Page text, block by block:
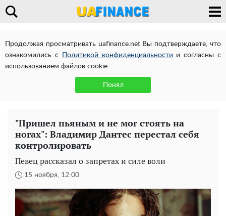
Продолжая просматривать uafinance.net Вы подтверждаете, что
ознакомились с
Политикой конфиденциальности и согласны с
использованием файлов cookie.
Понял
"Пришел пьяным и не мог стоять на
ногах": Владимир Дантес перестал себя
контролировать
Певец рассказал о запретах и силе воли
15 ноября, 12:00